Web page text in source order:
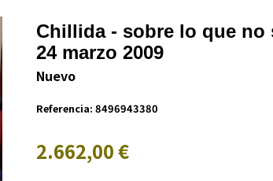
Chillida - sobre lo que no
24 marzo 2009
Nuevo
Referencia: 8496943380
2.662,00 €